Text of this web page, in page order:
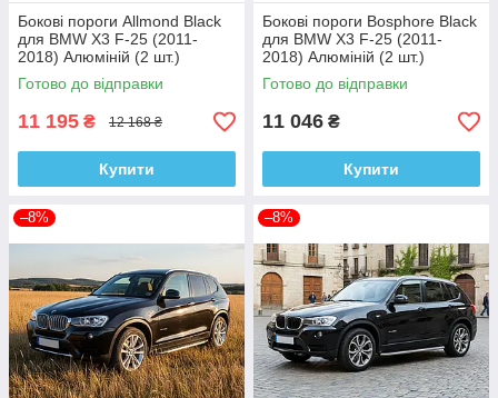
Бокові пороги Allmond Black
для BMW X3 F-25 (2011-
2018) Алюміній (2 шт.)
Готово до відправки
11 195 ₴ 12 168 ₴
Купити
Бокові пороги Bosphore Black
для BMW X3 F-25 (2011-
2018) Алюміній (2 шт.)
Готово до відправки
11 046 ₴
Купити
–8% –8%